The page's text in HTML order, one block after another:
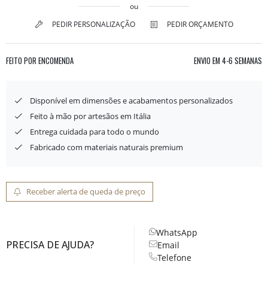
ou
PEDIR PERSONALIZAÇÃO
PEDIR ORÇAMENTO
FEITO POR ENCOMENDA ENVIO EM 4-6 SEMANAS
Disponível em dimensões e acabamentos personalizados
Feito à mão por artesãos em Itália
Entrega cuidada para todo o mundo
Fabricado com materiais naturais premium
Receber alerta de queda de preço
PRECISA DE AJUDA?
WhatsApp
Email
Telefone